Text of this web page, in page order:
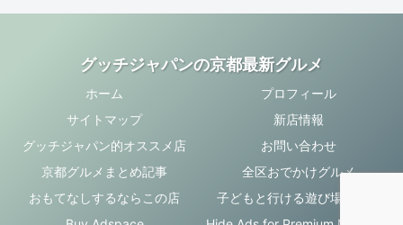
グッチジャパンの京都最新グルメ
ホーム
プロフィール
サイトマップ
新店情報
グッチジャパン的オススメ店
お問い合わせ
京都グルメまとめ記事
全区おでかけグルメ
おもてなしするならこの店
子どもと行ける遊び場・お店